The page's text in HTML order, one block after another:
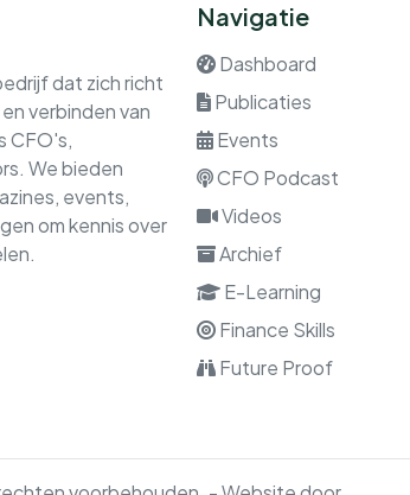
dat zich richt
verbinden van
CFO's,
We bieden
events,
om kennis over
Navigatie
Dashboard
Publicaties
Events
CFO Podcast
Videos
Archief
E-Learning
Finance Skills
Future Proof